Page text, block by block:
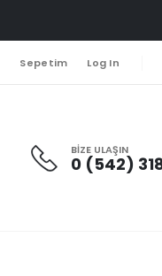
Sepetim Log In
BIZE ULAŞIN
0 (542)